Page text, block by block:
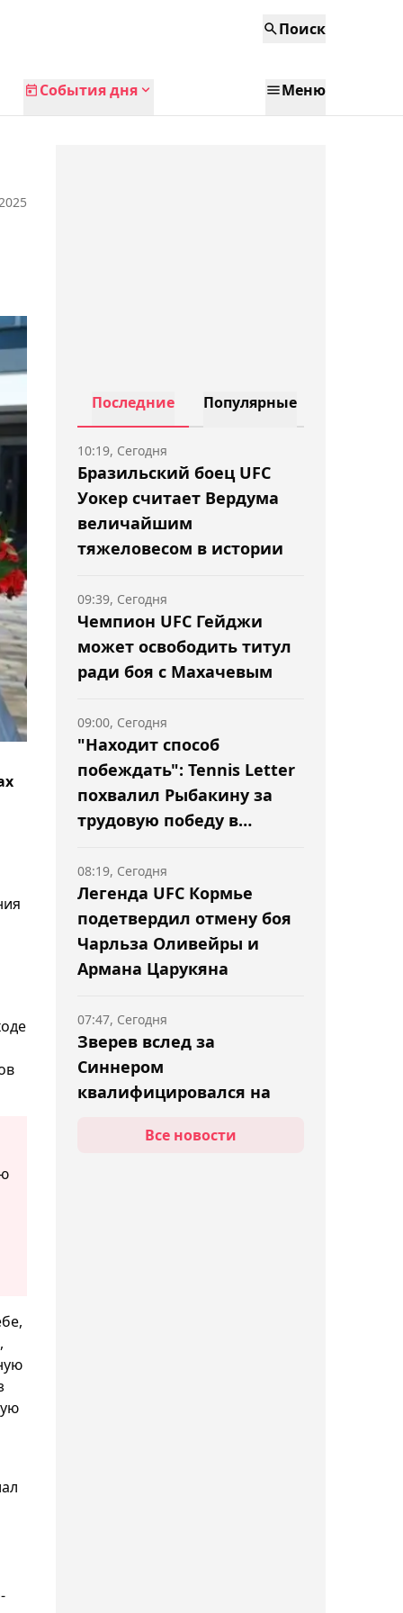
Поиск
События дня Меню
Последние Популярные
Бразильский боец UFC
Уокер считает Вердума
величайшим
тяжеловесом в истории
10:19, Сегодня
Чемпион UFC Гейджи
может освободить титул
ради боя с Махачевым
09:39, Сегодня
"Находит способ
побеждать": Tennis Letter
похвалил Рыбакину за
трудовую победу в
09:00, Сегодня
Легенда UFC Кормье
подетвердил отмену боя
Чарльза Оливейры и
Армана Царукяна
08:19, Сегодня
Зверев вслед за
Синнером
квалифицировался на
07:47, Сегодня
Все новости